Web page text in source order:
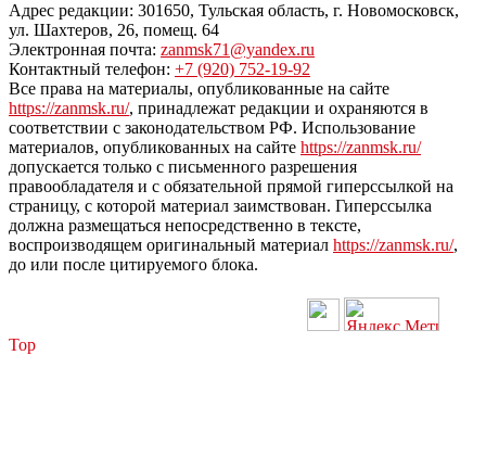
Адрес редакции: 301650, Тульская область, г. Новомосковск,
ул. Шахтеров, 26, помещ. 64
Электронная почта: zanmsk71@yandex.ru
Контактный телефон: +7 (920) 752-19-92
Все права на материалы, опубликованные на сайте
https://zanmsk.ru/, принадлежат редакции и охраняются в
соответствии с законодательством РФ. Использование
материалов, опубликованных на сайте https://zanmsk.ru/
допускается только с письменного разрешения
правообладателя и с обязательной прямой гиперссылкой на
страницу, с которой материал заимствован. Гиперссылка
должна размещаться непосредственно в тексте,
воспроизводящем оригинальный материал https://zanmsk.ru/,
до или после цитируемого блока.
Top